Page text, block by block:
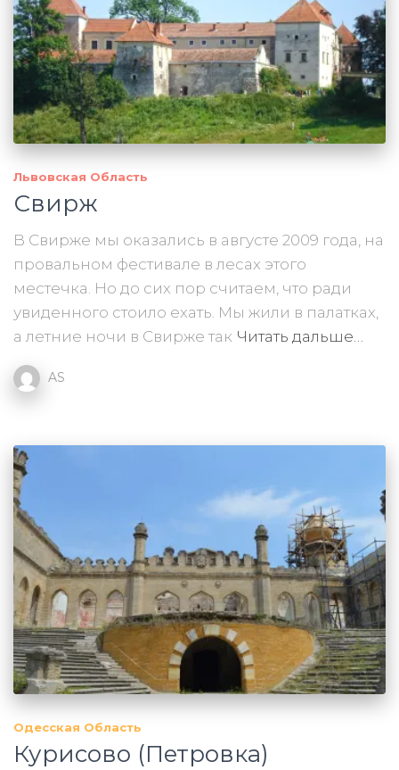
Львовская Область
Свирж
В Свирже мы оказались в августе 2009 года, на
провальном фестивале в лесах этого
местечка. Но до сих пор считаем, что ради
увиденного стоило ехать. Мы жили в палатках,
а летние ночи в Свирже так Читать дальше…
AS
Одесская Область
Курисово (Петровка)